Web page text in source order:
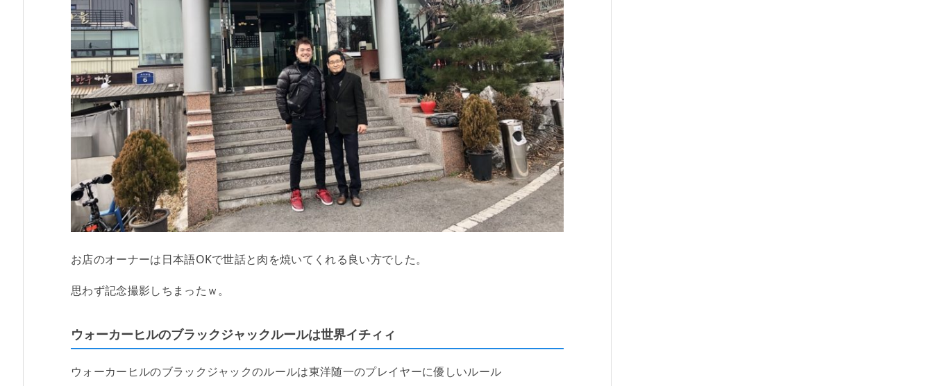
お店のオーナーは日本語OKで世話と肉を焼いてくれる良い方でした。
思わず記念撮影しちまったｗ。
ウォーカーヒルのブラックジャックルールは世界イチィィ
ウォーカーヒルのブラックジャックのルールは東洋随一のプレイヤーに優しいルール